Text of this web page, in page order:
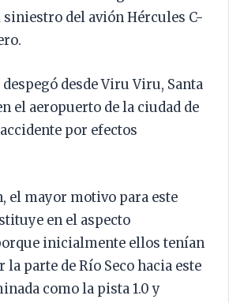
del avión Hércules C-
desde Viru Viru, Santa
el aeropuerto de la ciudad de
por efectos
el mayor motivo para este
en el aspecto
inicialmente ellos tenían
parte de Río Seco hacia este
como la pista 1.0 y